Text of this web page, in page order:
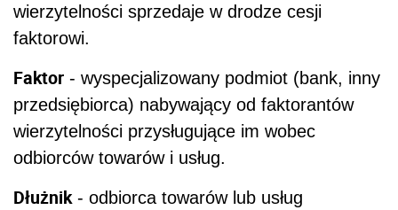
wierzytelności sprzedaje w drodze cesji
faktorowi.
Faktor - wyspecjalizowany podmiot (bank, inny
przedsiębiorca) nabywający od faktorantów
wierzytelności przysługujące im wobec
odbiorców towarów i usług.
Dłużnik - odbiorca towarów lub usług